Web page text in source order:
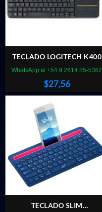
TECLADO LOGITECH K400
$27,56
WhatsApp al +54 9 2614 85-5362
TECLADO SLIM